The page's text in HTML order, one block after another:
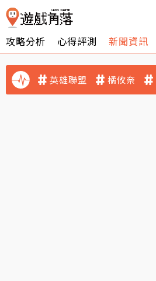
攻略分析 心得評測 新聞資訊
英雄聯盟 橘攸奈